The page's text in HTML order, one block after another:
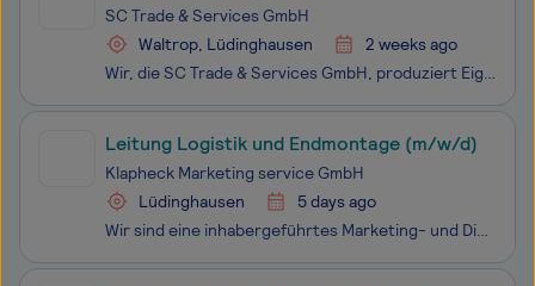
SC Trade & Services GmbH
Waltrop, Lüdinghausen
2 weeks ago
Wir, die SC Trade & Services GmbH, produziert Eigenmarken in verschiedenen Bereichen und vertreibt diese eigenständig europaweit. Marken in unserem Portfolio: Kältebringer & Bringer Derzeit vertrauen uns bereits über 100.000 Kunden - daher sind auch bei weiterem Wachstum Initiativ Bewe
Leitung Logistik und Endmontage (m/w/d)
Klapheck Marketing service GmbH
Lüdinghausen
5 days ago
Wir sind eine inhabergeführtes Marketing- und Dienstleistungsunternehmen mit Sitz im Münsterland. Mit unseren 20 Mitarbeitern sind wir ein schlagkräftiges Team mit dem wir seit über 25 Jahren namhafte Marken in ganz Europa erfolgreich bedienen. Neben Komplettlösungen für Produktpräsentation am Point